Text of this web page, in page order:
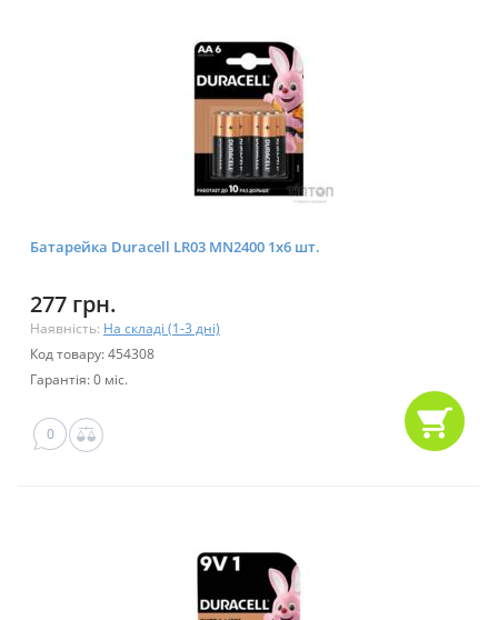
Батарейка Duracell LR03 MN2400 1х6 шт.
277 грн.
Наявність: На складі (1-3 дні)
Код товару: 454308
Гарантія: 0 міс.
0